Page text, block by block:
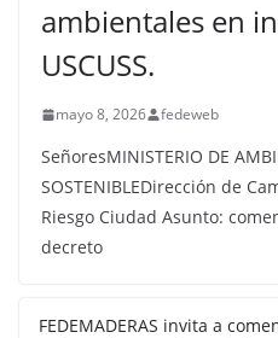
ambientales en
USCUSS.
mayo 8, 2026 fedeweb
SeñoresMINISTERIO DE
SOSTENIBLEDirección de
Riesgo Ciudad Asunto:
decreto
FEDEMADERAS invita a